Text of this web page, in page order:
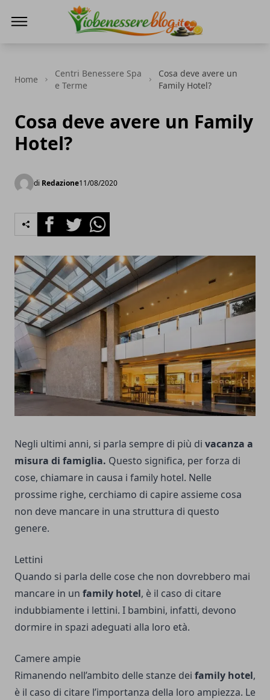
Home
Centri Benessere Spa
e Terme
Cosa deve avere un
Family Hotel?
Cosa deve avere un Family
Hotel?
di Redazione11/08/2020
FacebookTwitterWhatsapp
Negli ultimi anni, si parla sempre di più di vacanza a
misura di famiglia. Questo significa, per forza di
cose, chiamare in causa i family hotel. Nelle
prossime righe, cerchiamo di capire assieme cosa
non deve mancare in una struttura di questo
genere.
Lettini
Quando si parla delle cose che non dovrebbero mai
mancare in un family hotel, è il caso di citare
indubbiamente i lettini. I bambini, infatti, devono
dormire in spazi adeguati alla loro età.
Camere ampie
Rimanendo nell’ambito delle stanze dei family hotel,
è il caso di citare l’importanza della loro ampiezza. Le